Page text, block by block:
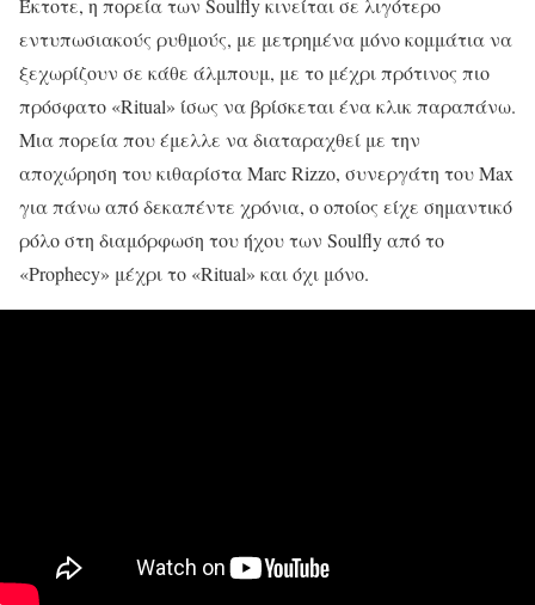
Έκτοτε, η πορεία των Soulfly κινείται σε λιγότερο
εντυπωσιακούς ρυθμούς, με μετρημένα μόνο κομμάτια να
ξεχωρίζουν σε κάθε άλμπουμ, με το μέχρι πρότινος πιο
πρόσφατο «Ritual» ίσως να βρίσκεται ένα κλικ παραπάνω.
Μια πορεία που έμελλε να διαταραχθεί με την
αποχώρηση του κιθαρίστα Marc Rizzo, συνεργάτη του Max
για πάνω από δεκαπέντε χρόνια, ο οποίος είχε σημαντικό
ρόλο στη διαμόρφωση του ήχου των Soulfly από το
«Prophecy» μέχρι το «Ritual» και όχι μόνο.